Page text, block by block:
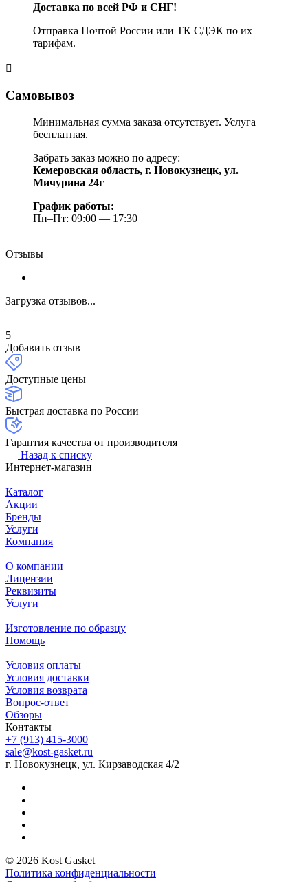
Доставка по всей РФ и СНГ!
Отправка Почтой России или ТК СДЭК по их
тарифам.
Самовывоз
Минимальная сумма заказа отсутствует. Услуга
бесплатная.
Забрать заказ можно по адресу:
Кемеровская область, г. Новокузнецк, ул.
Мичурина 24г
График работы:
Пн–Пт: 09:00 — 17:30
Отзывы
Загрузка отзывов...
5
Добавить отзыв
Доступные цены
Быстрая доставка по России
Гарантия качества от производителя
Назад к списку
Интернет-магазин
Каталог
Акции
Бренды
Услуги
Компания
О компании
Лицензии
Реквизиты
Услуги
Изготовление по образцу
Помощь
Условия оплаты
Условия доставки
Условия возврата
Вопрос-ответ
Обзоры
Контакты
+7 (913) 415-3000
sale@kost-gasket.ru
г. Новокузнецк, ул. Кирзаводская 4/2
© 2026 Kost Gasket
Политика конфиденциальности